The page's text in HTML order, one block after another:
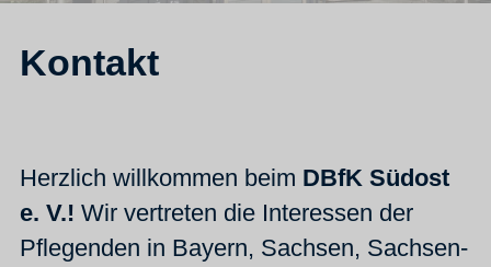
Kontakt
Herzlich willkommen beim DBfK Südost
e. V.! Wir vertreten die Interessen der
Pflegenden in Bayern, Sachsen, Sachsen-